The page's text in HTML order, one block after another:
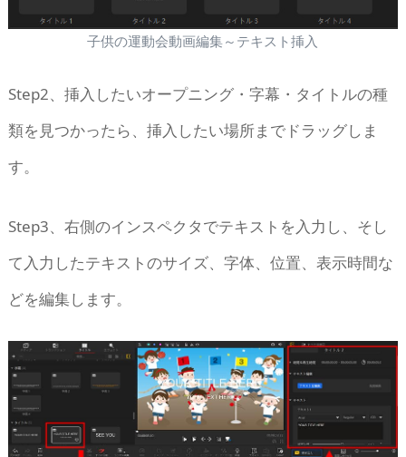
子供の運動会動画編集～テキスト挿入
Step2、挿入したいオープニング・字幕・タイトルの種
類を見つかったら、挿入したい場所までドラッグしま
す。
Step3、右側のインスペクタでテキストを入力し、そし
て入力したテキストのサイズ、字体、位置、表示時間な
どを編集します。